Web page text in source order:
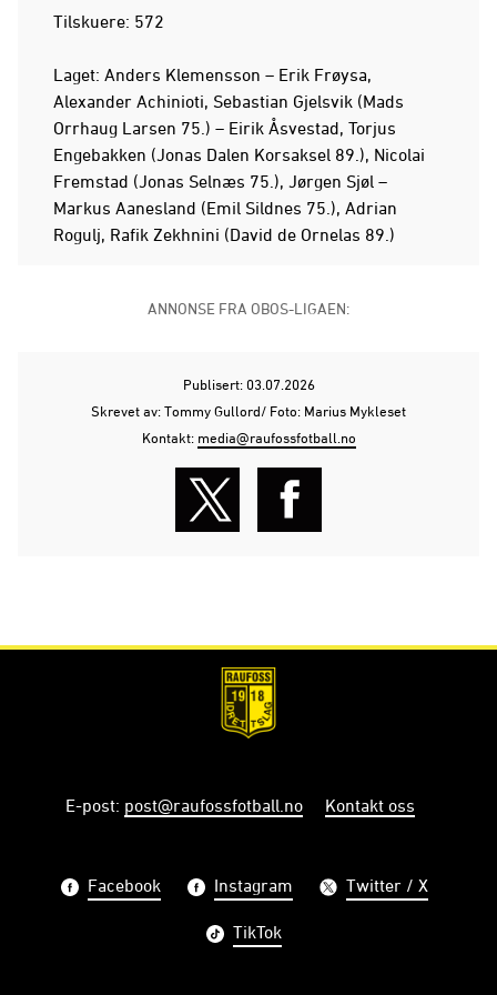
Tilskuere: 572
Laget: Anders Klemensson – Erik Frøysa,
Alexander Achinioti, Sebastian Gjelsvik (Mads
Orrhaug Larsen 75.) – Eirik Åsvestad, Torjus
Engebakken (Jonas Dalen Korsaksel 89.), Nicolai
Fremstad (Jonas Selnæs 75.), Jørgen Sjøl –
Markus Aanesland (Emil Sildnes 75.), Adrian
Rogulj, Rafik Zekhnini (David de Ornelas 89.)
ANNONSE FRA OBOS-LIGAEN:
Publisert: 03.07.2026
Skrevet av: Tommy Gullord/ Foto: Marius Mykleset
Kontakt: media@raufossfotball.no
E-post: post@raufossfotball.no Kontakt oss
Facebook Instagram Twitter / X
TikTok